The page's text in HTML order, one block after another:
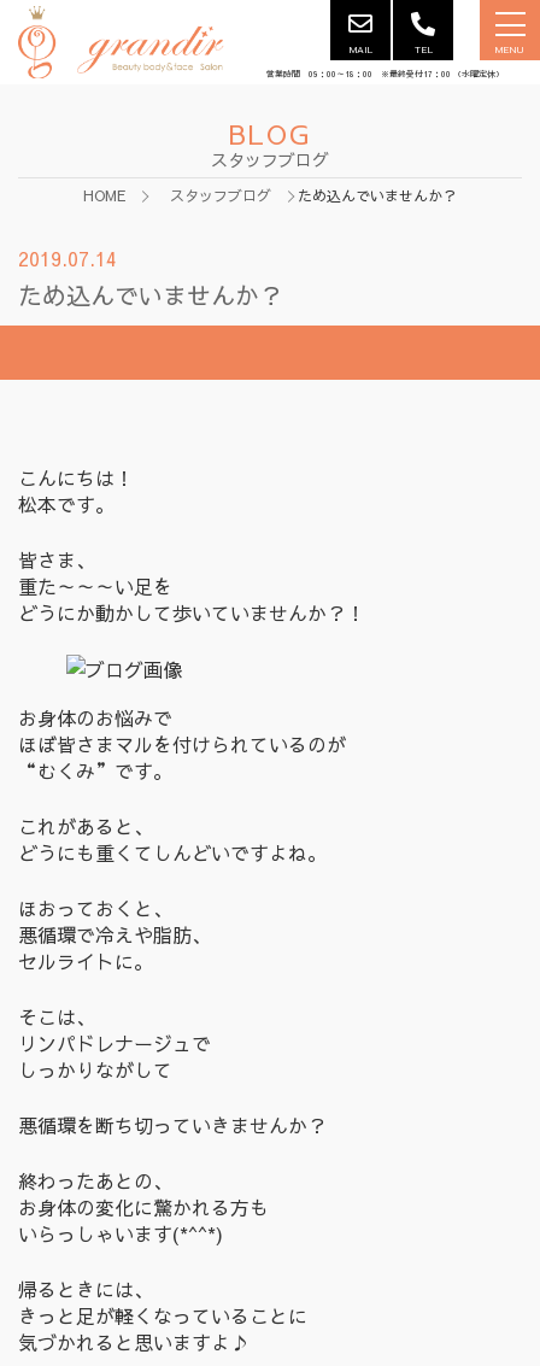
MAIL TEL MENU
営業時間 09：00～18：00 ※最終受付17：00 （水曜定休）
BLOG
スタッフブログ
HOME スタッフブログ ため込んでいませんか？
2019.07.14
ため込んでいませんか？
こんにちは！
松本です。
皆さま、
重た～～～い足を
どうにか動かして歩いていませんか？！
お身体のお悩みで
ほぼ皆さまマルを付けられているのが
“むくみ”です。
これがあると、
どうにも重くてしんどいですよね。
ほおっておくと、
悪循環で冷えや脂肪、
セルライトに。
そこは、
リンパドレナージュで
しっかりながして
悪循環を断ち切っていきませんか？
終わったあとの、
お身体の変化に驚かれる方も
いらっしゃいます(*^^*)
帰るときには、
きっと足が軽くなっていることに
気づかれると思いますよ♪